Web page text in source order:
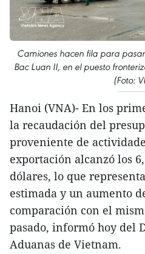
Camiones hacen fila para
Bac Luan II, en el puesto
(Foto:
Hanoi (VNA)- En los
la recaudación del
proveniente de
exportación alcanzó los
dólares, lo que
estimada y un aumento
comparación con el
pasado, informó hoy del
Aduanas de Vietnam.